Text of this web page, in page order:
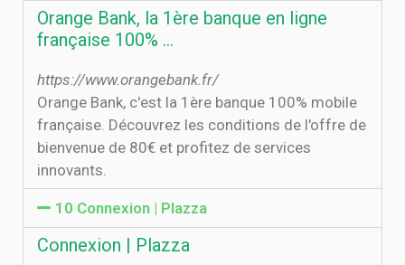
Orange Bank, la 1ère banque en ligne
française 100% …
https://www.orangebank.fr/
Orange Bank, c'est la 1ère banque 100% mobile
française. Découvrez les conditions de l'offre de
bienvenue de 80€ et profitez de services
innovants.
10 Connexion | Plazza
Connexion | Plazza